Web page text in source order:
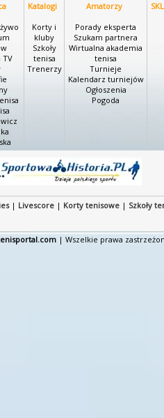
TV
Katalogi
Korty i
kluby
Szkoły
tenisa
Trenerzy
Amatorzy
Porady eksperta
Szukam partnera
Wirtualna akademia
tenisa
Turnieje
Kalendarz turniejów
Ogłoszenia
Pogoda
| Livescore | Korty tenisowe | Szkoły
| Wszelkie prawa